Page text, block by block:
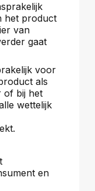
het product
van
gaat
voor
als
of bij het
wettelijk
en